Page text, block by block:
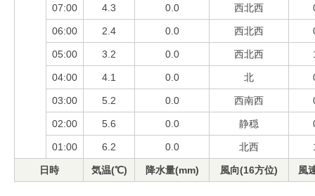
07:00 4.3 0.0 西北西
06:00 2.4 0.0 西北西
05:00 3.2 0.0 西北西
04:00 4.1 0.0 北
03:00 5.2 0.0 西南西
02:00 5.6 0.0 静穏
01:00 6.2 0.0 北西
日時 気温(℃) 降水量(mm) 風向(16方位) 風